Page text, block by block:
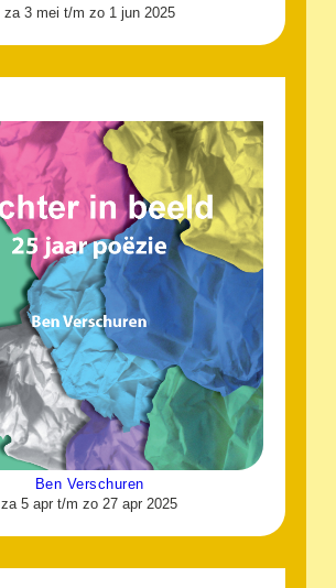
za 3 mei t/m zo 1 jun 2025
Ben Verschuren
za 5 apr t/m zo 27 apr 2025